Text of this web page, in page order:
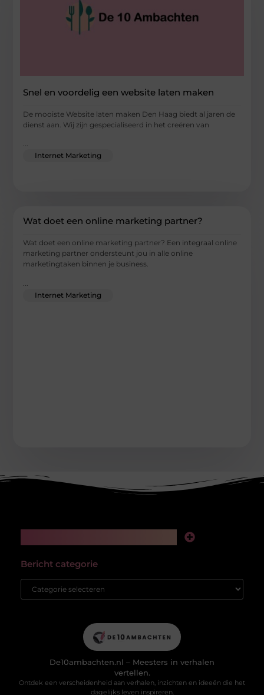
Snel en voordelig een website laten maken
De mooiste Website laten maken Den Haag biedt al jaren de
dienst aan. Wij zijn gespecialiseerd in het creëren van
...
Internet Marketing
Wat doet een online marketing partner?
Wat doet een online marketing partner? Een integraal online
marketing partner ondersteunt jou in alle online
marketingtaken binnen je business.
Internet Marketing
Bericht categorie
De10ambachten.nl – Meesters in verhalen
vertellen.
Ontdek een verscheidenheid aan verhalen, inzichten en ideeën die het
dagelijks leven inspireren.